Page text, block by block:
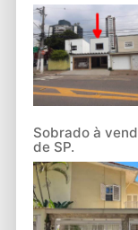
Sobrado à
de SP.